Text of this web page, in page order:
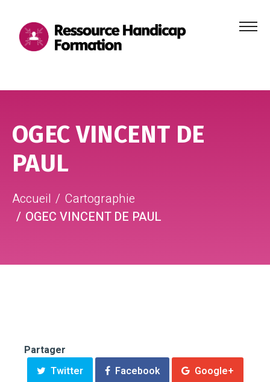
Menu
OGEC VINCENT DE
PAUL
Accueil
Cartographie
OGEC VINCENT DE PAUL
Partager
Twitter
Facebook Google+